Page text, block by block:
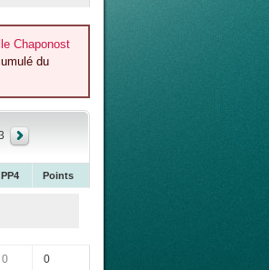
Chaponost
du
PP4 Points
0 0